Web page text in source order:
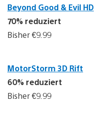
Beyond Good & Evil HD
70% reduziert
Bisher €9.99
MotorStorm 3D Rift
60% reduziert
Bisher €9.99